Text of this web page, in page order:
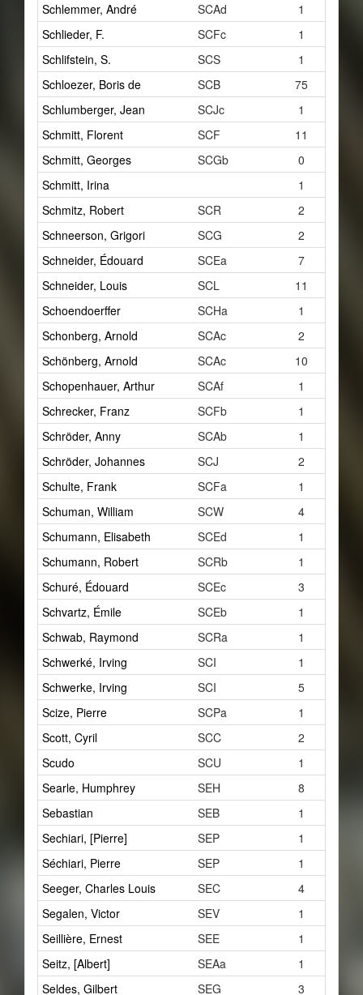
Schlemmer, André
SCAd
1
Schlieder, F.
SCFc
1
Schlifstein, S.
SCS
1
Schloezer, Boris de
SCB
75
Schlumberger, Jean
SCJc
1
Schmitt, Florent
SCF
11
Schmitt, Georges
SCGb
0
Schmitt, Irina
1
Schmitz, Robert
SCR
2
Schneerson, Grigori
SCG
2
Schneider, Édouard
SCEa
7
Schneider, Louis
SCL
11
Schoendoerffer
SCHa
1
Schonberg, Arnold
SCAc
2
Schönberg, Arnold
SCAc
10
Schopenhauer, Arthur
SCAf
1
Schrecker, Franz
SCFb
1
Schröder, Anny
SCAb
1
Schröder, Johannes
SCJ
2
Schulte, Frank
SCFa
1
Schuman, William
SCW
4
Schumann, Elisabeth
SCEd
1
Schumann, Robert
SCRb
1
Schuré, Édouard
SCEc
3
Schvartz, Émile
SCEb
1
Schwab, Raymond
SCRa
1
Schwerké, Irving
SCI
1
Schwerke, Irving
SCI
5
Scize, Pierre
SCPa
1
Scott, Cyril
SCC
2
Scudo
SCU
1
Searle, Humphrey
SEH
8
Sebastian
SEB
1
Sechiari, [Pierre]
SEP
1
Séchiari, Pierre
SEP
1
Seeger, Charles Louis
SEC
4
Segalen, Victor
SEV
1
Seillière, Ernest
SEE
1
Seitz, [Albert]
SEAa
1
Seldes, Gilbert
SEG 3